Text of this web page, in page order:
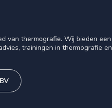
van thermografie. Wij bieden een
trainingen in thermografie en